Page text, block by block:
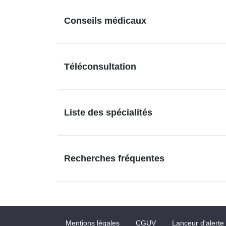
Conseils médicaux
Téléconsultation
Liste des spécialités
Recherches fréquentes
Mentions légales CGUV Lanceur d'alerte